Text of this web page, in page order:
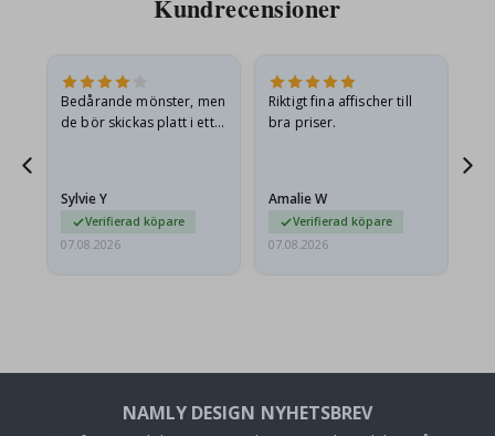
Kundrecensioner
Bedårande mönster, men
de bör skickas platt i ett
Sylvie Y
Verifierad köpare
07.08.2026
Riktigt fina affischer till
bra priser.
Amalie W
Verifierad köpare
07.08.2026
NAMLY DESIGN NYHETSBREV